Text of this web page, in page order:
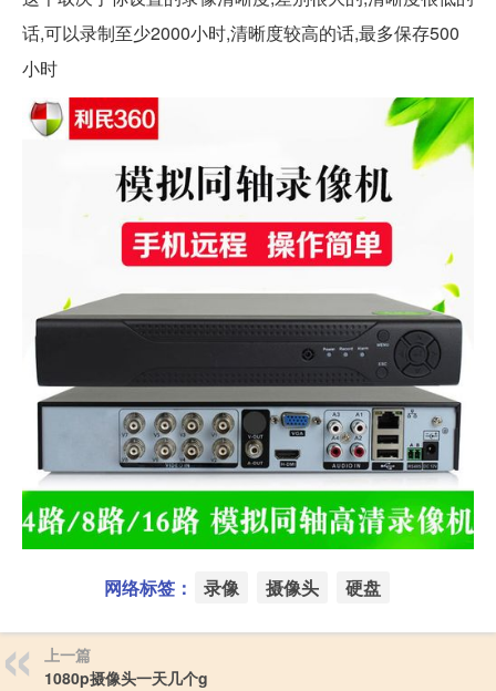
话,可以录制至少2000小时,清晰度较高的话,最多保存500
小时
网络标签： 录像 摄像头 硬盘
上一篇
1080p摄像头一天几个g